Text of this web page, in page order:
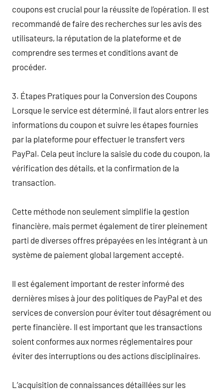
coupons est crucial pour la réussite de l’opération. Il est
recommandé de faire des recherches sur les avis des
utilisateurs, la réputation de la plateforme et de
comprendre ses termes et conditions avant de
procéder.
3. Étapes Pratiques pour la Conversion des Coupons
Lorsque le service est déterminé, il faut alors entrer les
informations du coupon et suivre les étapes fournies
par la plateforme pour effectuer le transfert vers
PayPal. Cela peut inclure la saisie du code du coupon, la
vérification des détails, et la confirmation de la
transaction.
Cette méthode non seulement simplifie la gestion
financière, mais permet également de tirer pleinement
parti de diverses offres prépayées en les intégrant à un
système de paiement global largement accepté.
Il est également important de rester informé des
dernières mises à jour des politiques de PayPal et des
services de conversion pour éviter tout désagrément ou
perte financière. Il est important que les transactions
soient conformes aux normes réglementaires pour
éviter des interruptions ou des actions disciplinaires.
L’acquisition de connaissances détaillées sur les